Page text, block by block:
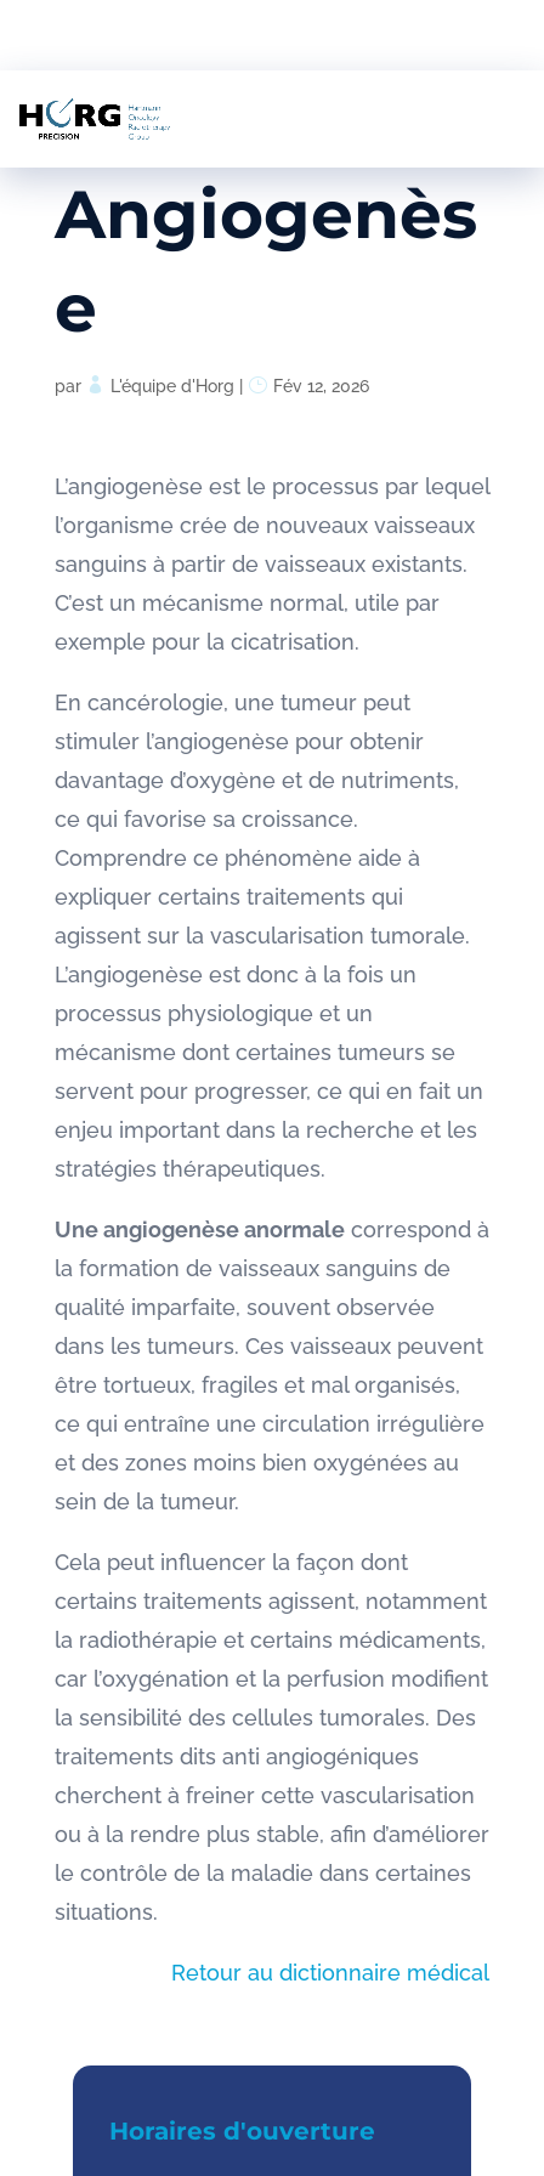
Angiogenès
e
par L'équipe d'Horg Fév 12, 2026
L’angiogenèse est le processus par lequel
l’organisme crée de nouveaux vaisseaux
sanguins à partir de vaisseaux existants.
C’est un mécanisme normal, utile par
exemple pour la cicatrisation.
En cancérologie, une tumeur peut
stimuler l’angiogenèse pour obtenir
davantage d’oxygène et de nutriments,
ce qui favorise sa croissance.
Comprendre ce phénomène aide à
expliquer certains traitements qui
agissent sur la vascularisation tumorale.
L’angiogenèse est donc à la fois un
processus physiologique et un
mécanisme dont certaines tumeurs se
servent pour progresser, ce qui en fait un
enjeu important dans la recherche et les
stratégies thérapeutiques.
Une angiogenèse anormalecorrespond à
la formation de vaisseaux sanguins de
qualité imparfaite, souvent observée
dans les tumeurs. Ces vaisseaux peuvent
être tortueux, fragiles et mal organisés,
ce qui entraîne une circulation irrégulière
et des zones moins bien oxygénées au
sein de la tumeur.
Cela peut influencer la façon dont
certains traitements agissent, notamment
la radiothérapie et certains médicaments,
car l’oxygénation et la perfusion modifient
la sensibilité des cellules tumorales. Des
traitements dits anti angiogéniques
cherchent à freiner cette vascularisation
ou à la rendre plus stable, afin d’améliorer
le contrôle de la maladie dans certaines
situations.
Retour au dictionnaire médical
Horaires d'ouverture